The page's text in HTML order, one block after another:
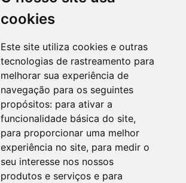
cookies
Este site utiliza cookies e outras
tecnologias de rastreamento para
melhorar sua experiência de
navegação para os seguintes
propósitos: para ativar a
funcionalidade básica do site,
para proporcionar uma melhor
experiência no site, para medir o
seu interesse nos nossos
produtos e serviços e para
PRINCIPIO
RIO GRANDE DO SUL
12h e das 13h às 17h30, de segunda a
e nas sextas-feiras das 7h às 13h
Municipal
Winter 65 - Centro Bom